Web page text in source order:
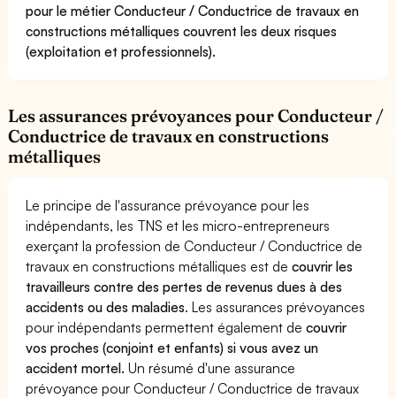
pour le métier Conducteur / Conductrice de travaux en
constructions métalliques couvrent les deux risques
(exploitation et professionnels).
Les assurances prévoyances pour Conducteur /
Conductrice de travaux en constructions
métalliques
Le principe de l'assurance prévoyance pour les
indépendants, les TNS et les micro-entrepreneurs
exerçant la profession de Conducteur / Conductrice de
travaux en constructions métalliques est decouvrir les
travailleurs contre des pertes de revenus dues à des
accidents ou des maladies. Les assurances prévoyances
pour indépendants permettent également decouvrir
vos proches (conjoint et enfants) si vous avez un
accident mortel. Un résumé d'une assurance
prévoyance pour Conducteur / Conductrice de travaux